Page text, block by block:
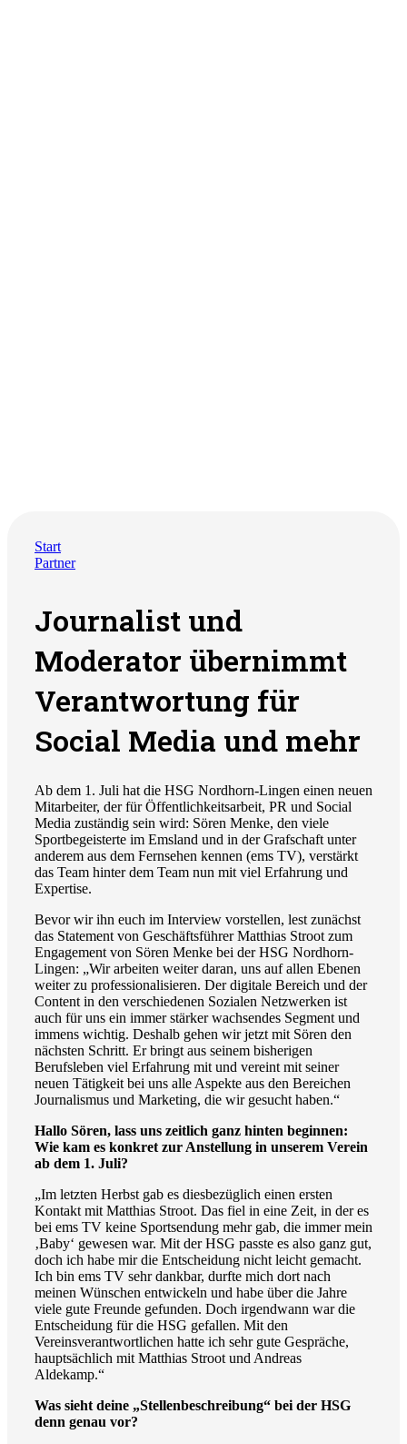
Start
Partner
Journalist und
Moderator übernimmt
Verantwortung für
Social Media und mehr
Ab dem 1. Juli hat die HSG Nordhorn-Lingen einen neuen
Mitarbeiter, der für Öffentlichkeitsarbeit, PR und Social
Media zuständig sein wird: Sören Menke, den viele
Sportbegeisterte im Emsland und in der Grafschaft unter
anderem aus dem Fernsehen kennen (ems TV), verstärkt
das Team hinter dem Team nun mit viel Erfahrung und
Expertise.
Bevor wir ihn euch im Interview vorstellen, lest zunächst
das Statement von Geschäftsführer Matthias Stroot zum
Engagement von Sören Menke bei der HSG Nordhorn-
Lingen: „Wir arbeiten weiter daran, uns auf allen Ebenen
weiter zu professionalisieren. Der digitale Bereich und der
Content in den verschiedenen Sozialen Netzwerken ist
auch für uns ein immer stärker wachsendes Segment und
immens wichtig. Deshalb gehen wir jetzt mit Sören den
nächsten Schritt. Er bringt aus seinem bisherigen
Berufsleben viel Erfahrung mit und vereint mit seiner
neuen Tätigkeit bei uns alle Aspekte aus den Bereichen
Journalismus und Marketing, die wir gesucht haben.“
Hallo Sören, lass uns zeitlich ganz hinten beginnen:
Wie kam es konkret zur Anstellung in unserem Verein
ab dem 1. Juli?
„Im letzten Herbst gab es diesbezüglich einen ersten
Kontakt mit Matthias Stroot. Das fiel in eine Zeit, in der es
bei ems TV keine Sportsendung mehr gab, die immer mein
‚Baby‘ gewesen war. Mit der HSG passte es also ganz gut,
doch ich habe mir die Entscheidung nicht leicht gemacht.
Ich bin ems TV sehr dankbar, durfte mich dort nach
meinen Wünschen entwickeln und habe über die Jahre
viele gute Freunde gefunden. Doch irgendwann war die
Entscheidung für die HSG gefallen. Mit den
Vereinsverantwortlichen hatte ich sehr gute Gespräche,
hauptsächlich mit Matthias Stroot und Andreas
Aldekamp.“
Was sieht deine „Stellenbeschreibung“ bei der HSG
denn genau vor?